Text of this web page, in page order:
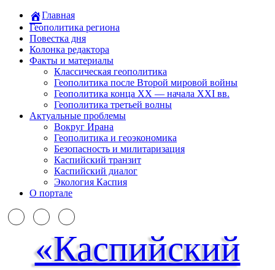
Главная
Геополитика региона
Повестка дня
Колонка редактора
Факты и материалы
Классическая геополитика
Геополитика после Второй мировой войны
Геополитика конца XX — начала XXI вв.
Геополитика третьей волны
Актуальные проблемы
Вокруг Ирана
Геополитика и геоэкономика
Безопасность и милитаризация
Каспийский транзит
Каспийский диалог
Экология Каспия
О портале
«Каспийский